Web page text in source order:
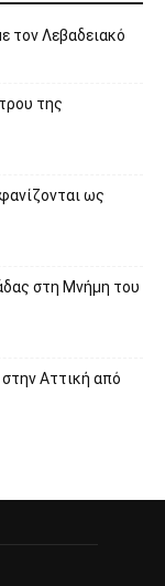
τον Λεβαδειακό
της
ως
στη Μνήμη του
Αττική από